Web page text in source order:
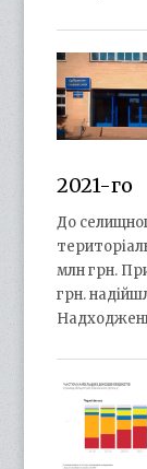
2021-го
До
млн грн.
грн.